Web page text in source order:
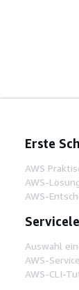
Erste
AWS
AWS-
AWS-
Auswahl
AWS-
AWS-CLI-